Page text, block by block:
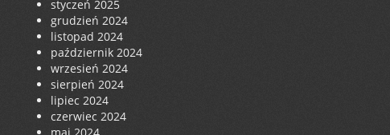
styczeń 2025
grudzień 2024
listopad 2024
październik 2024
wrzesień 2024
sierpień 2024
lipiec 2024
czerwiec 2024